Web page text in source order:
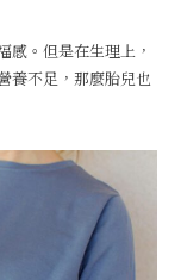
感。但是在生理上，
養不足，那麼胎兒也